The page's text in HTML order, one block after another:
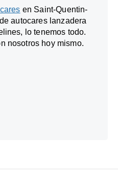
en Saint-Quentin-
autocares lanzadera
lo tenemos todo.
nosotros hoy mismo.